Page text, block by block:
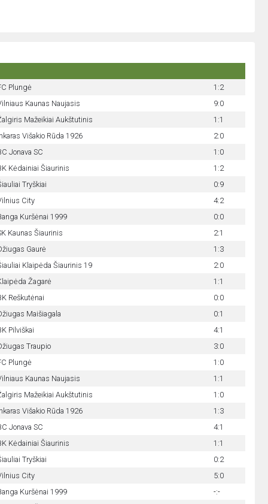
Plungė
1:2
Kaunas Naujasis
9:0
Mažeikiai Aukštutinis
1:1
Višakio Rūda 1926
2:0
Jonava SC
1:0
Kėdainiai Šiaurinis
1:2
Tryškiai
0:9
City
4:2
Kuršėnai 1999
0:0
Kaunas Šiaurinis
2:1
Gaurė
1:3
Klaipėda Šiaurinis 19
2:0
Žagarė
1:1
Reškutėnai
0:0
Maišiagala
0:1
Pilviškai
4:1
Traupio
3:0
Plungė
1:0
Kaunas Naujasis
1:1
Mažeikiai Aukštutinis
1:0
Višakio Rūda 1926
1:3
Jonava SC
4:1
Kėdainiai Šiaurinis
1:1
Tryškiai
0:2
City
5:0
Kuršėnai 1999
-:-